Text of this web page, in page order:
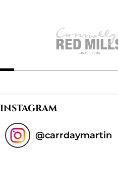
INSTAGRAM
@carrdaymartin